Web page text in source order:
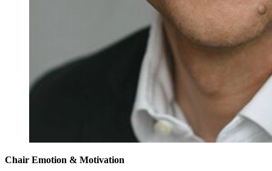
Chair Emotion & Motivation